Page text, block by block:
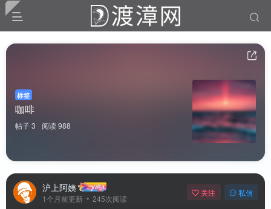
标签
咖啡
帖子 3 阅读 988
沪上阿姨
1个月前更新 245次阅读
关注 私信